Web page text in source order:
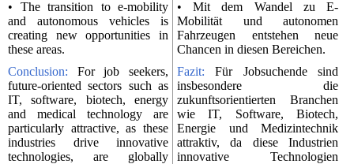
• The transition to e-mobility
and autonomous vehicles is
creating new opportunities in
these areas.
• Mit dem Wandel zu E-
Mobilität und autonomen
Fahrzeugen entstehen neue
Chancen in diesen Bereichen.
Conclusion: For job seekers,
future-oriented sectors such as
IT, software, biotech, energy
and medical technology are
particularly attractive, as these
industries drive innovative
technologies, are globally
Fazit: Für Jobsuchende sind
insbesondere die
zukunftsorientierten Branchen
wie IT, Software, Biotech,
Energie und Medizintechnik
attraktiv, da diese Industrien
innovative Technologien